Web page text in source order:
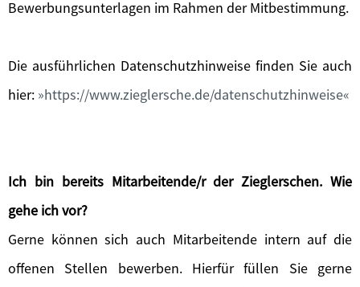
Bewerbungsunterlagen im Rahmen der Mitbestimmung.
Die ausführlichen Datenschutzhinweise finden Sie auch
hier: https://www.zieglersche.de/datenschutzhinweise
Ich bin bereits Mitarbeitende/r der Zieglerschen. Wie
gehe ich vor?
Gerne können sich auch Mitarbeitende intern auf die
offenen Stellen bewerben. Hierfür füllen Sie gerne